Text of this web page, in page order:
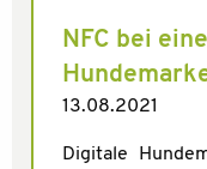
NFC bei
13.08.2021
Digitale